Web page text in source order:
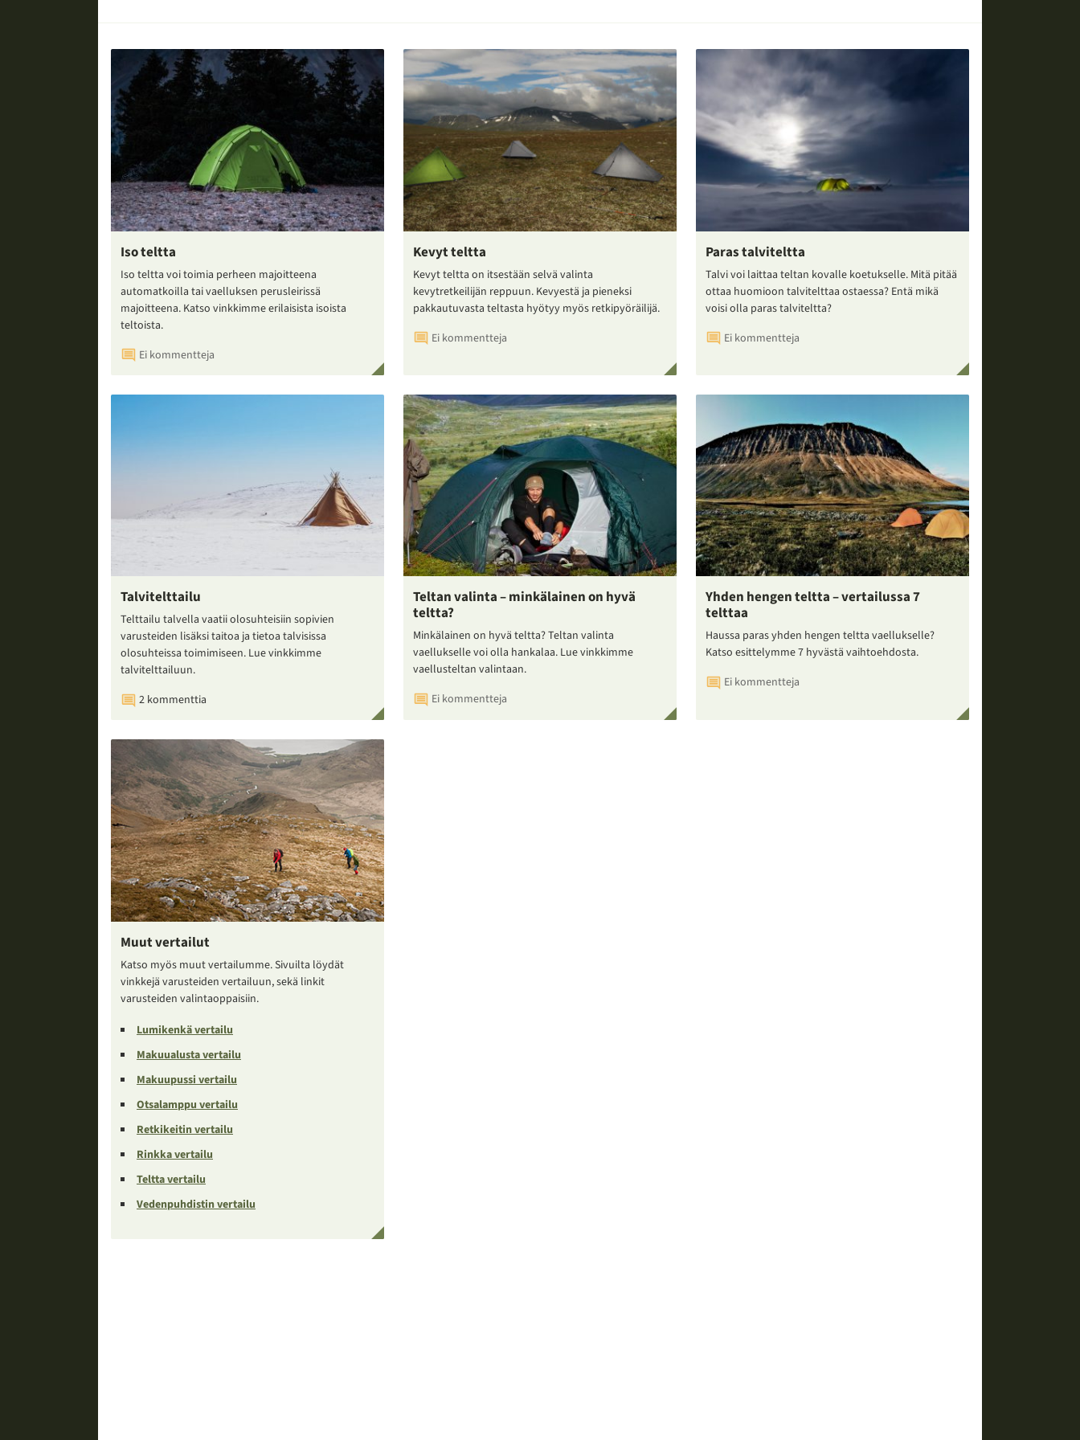
Iso teltta
Iso teltta voi toimia perheen majoitteena
automatkoilla tai vaelluksen perusleirissä
majoitteena. Katso vinkkimme erilaisista isoista
teltoista.
Ei kommentteja
Kevyt teltta
Kevyt teltta on itsestään selvä valinta
kevytretkeilijän reppuun. Kevyestä ja pieneksi
pakkautuvasta teltasta hyötyy myös retkipyöräilijä.
Ei kommentteja
Paras talviteltta
Talvi voi laittaa teltan kovalle koetukselle. Mitä pitää
ottaa huomioon talvitelttaa ostaessa? Entä mikä
voisi olla paras talviteltta?
Ei kommentteja
Talvitelttailu
Telttailu talvella vaatii olosuhteisiin sopivien
varusteiden lisäksi taitoa ja tietoa talvisissa
olosuhteissa toimimiseen. Lue vinkkimme
talvitelttailuun.
2 kommenttia
Teltan valinta – minkälainen on hyvä
teltta?
Minkälainen on hyvä teltta? Teltan valinta
vaellukselle voi olla hankalaa. Lue vinkkimme
vaellusteltan valintaan.
Ei kommentteja
Yhden hengen teltta – vertailussa 7
telttaa
Haussa paras yhden hengen teltta vaellukselle?
Katso esittelymme 7 hyvästä vaihtoehdosta.
Ei kommentteja
Muut vertailut
Katso myös muut vertailumme. Sivuilta löydät
vinkkejä varusteiden vertailuun, sekä linkit
varusteiden valintaoppaisiin.
Lumikenkä vertailu
Makuualusta vertailu
Makuupussi vertailu
Otsalamppu vertailu
Retkikeitin vertailu
Rinkka vertailu
Teltta vertailu
Vedenpuhdistin vertailu